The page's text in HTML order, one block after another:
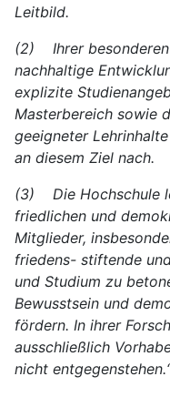
Leitbild.
(2) Ihrer
nachhaltige
explizite
Masterbereich sowie
geeigneter
an diesem Ziel nach.
(3) Die Hochschule
friedlichen und
Mitglieder,
friedens- stiftende
und Studium zu
Bewusstsein und
fördern. In ihrer
ausschließlich
nicht